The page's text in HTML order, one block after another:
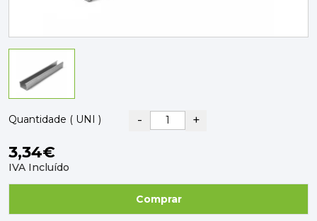
Quantidade ( UNI ) - +
3,34€
IVA Incluído
Comprar